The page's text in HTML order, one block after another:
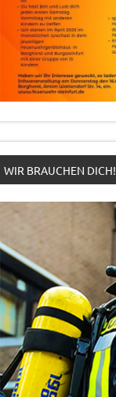
WIR BRAUCHEN DICH!